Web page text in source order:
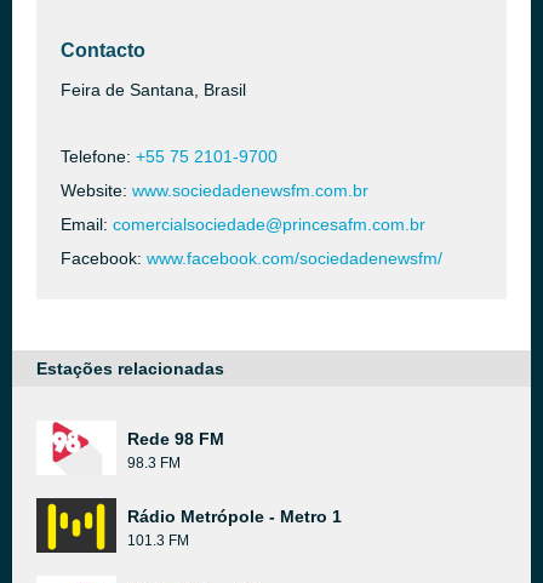
Contacto
Feira de Santana, Brasil
Telefone: +55 75 2101-9700
Website: www.sociedadenewsfm.com.br
Email: comercialsociedade@princesafm.com.br
Facebook: www.facebook.com/sociedadenewsfm/
Estações relacionadas
Rede 98 FM
98.3 FM
Rádio Metrópole - Metro 1
101.3 FM